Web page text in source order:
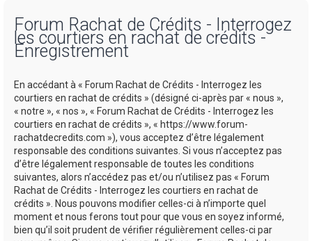
Forum Rachat de Crédits - Interrogez
les courtiers en rachat de crédits -
Enregistrement
En accédant à « Forum Rachat de Crédits - Interrogez les
courtiers en rachat de crédits » (désigné ci-après par « nous »,
« notre », « nos », « Forum Rachat de Crédits - Interrogez les
courtiers en rachat de crédits », « https://www.forum-
rachatdecredits.com »), vous acceptez d’être légalement
responsable des conditions suivantes. Si vous n’acceptez pas
d’être légalement responsable de toutes les conditions
suivantes, alors n’accédez pas et/ou n’utilisez pas « Forum
Rachat de Crédits - Interrogez les courtiers en rachat de
crédits ». Nous pouvons modifier celles-ci à n’importe quel
moment et nous ferons tout pour que vous en soyez informé,
bien qu’il soit prudent de vérifier régulièrement celles-ci par